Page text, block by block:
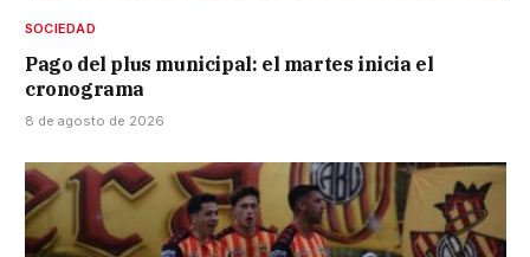
SOCIEDAD
Pago del plus municipal: el martes inicia el
cronograma
8 de agosto de 2026